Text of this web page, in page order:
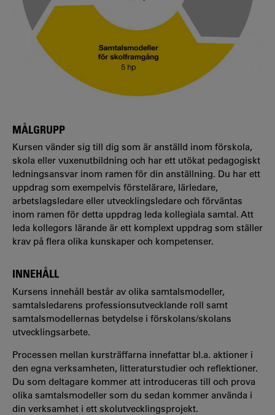
MÅLGRUPP
Kursen vänder sig till dig som är anställd inom förskola,
skola eller vuxenutbildning och har ett utökat pedagogiskt
ledningsansvar inom ramen för din anställning. Du har ett
uppdrag som exempelvis förstelärare, lärledare,
arbetslagsledare eller utvecklingsledare och förväntas
inom ramen för detta uppdrag leda kollegiala samtal. Att
leda kollegors lärande är ett komplext uppdrag som ställer
krav på flera olika kunskaper och kompetenser.
INNEHÅLL
Kursens innehåll består av olika samtalsmodeller,
samtalsledarens professionsutvecklande roll samt
samtalsmodellernas betydelse i förskolans/skolans
utvecklingsarbete.
Processen mellan kursträffarna innefattar bl.a. aktioner i
den egna verksamheten, litteraturstudier och reflektioner.
Du som deltagare kommer att introduceras till och prova
olika samtalsmodeller som du sedan kommer använda i
din verksamhet i ett skolutvecklingsprojekt.